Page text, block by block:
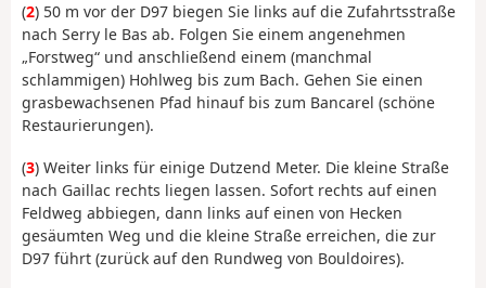
(2) 50 m vor der D97 biegen Sie links auf die Zufahrtsstraße
nach Serry le Bas ab. Folgen Sie einem angenehmen
„Forstweg“ und anschließend einem (manchmal
schlammigen) Hohlweg bis zum Bach. Gehen Sie einen
grasbewachsenen Pfad hinauf bis zum Bancarel (schöne
Restaurierungen).
(3) Weiter links für einige Dutzend Meter. Die kleine Straße
nach Gaillac rechts liegen lassen. Sofort rechts auf einen
Feldweg abbiegen, dann links auf einen von Hecken
gesäumten Weg und die kleine Straße erreichen, die zur
D97 führt (zurück auf den Rundweg von Bouldoires).